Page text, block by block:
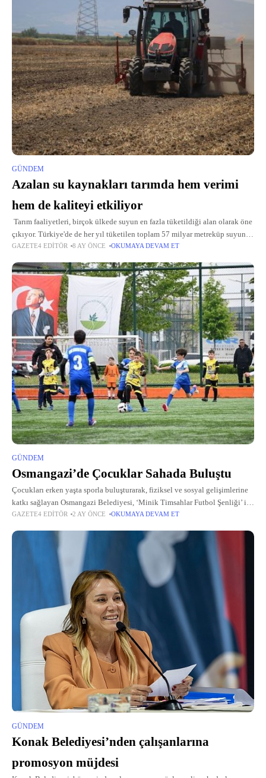
GÜNDEM
Azalan su kaynakları tarımda hem verimi
hem de kaliteyi etkiliyor
Tarım faaliyetleri, birçok ülkede suyun en fazla tüketildiği alan olarak öne
çıkıyor. Türkiye'de de her yıl tüketilen toplam 57 milyar metreküp suyun
yüzde 77'si, yani 44 milyar metreküpü tarımda
GAZETE4 EDITÖR 8 AY ÖNCE OKUMAYA DEVAM ET
GÜNDEM
Osmangazi’de Çocuklar Sahada Buluştu
Çocukları erken yaşta sporla buluşturarak, fiziksel ve sosyal gelişimlerine
katkı sağlayan Osmangazi Belediyesi, ‘Minik Timsahlar Futbol Şenliği’ ile
geleceğin yetenekli sporcularının yetişmesine güçlü bir zemin hazırlıyor.
GAZETE4 EDITÖR 2 AY ÖNCE OKUMAYA DEVAM ET
GÜNDEM
Konak Belediyesi’nden çalışanlarına
promosyon müjdesi